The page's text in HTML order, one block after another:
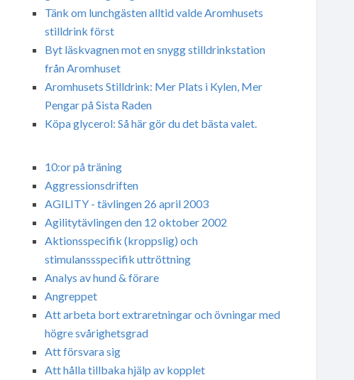
Tänk om lunchgästen alltid valde Aromhusets
stilldrink först
Byt läskvagnen mot en snygg stilldrinkstation
från Aromhuset
Aromhusets Stilldrink: Mer Plats i Kylen, Mer
Pengar på Sista Raden
Köpa glycerol: Så här gör du det bästa valet.
10:or på träning
Aggressionsdriften
AGILITY - tävlingen 26 april 2003
Agilitytävlingen den 12 oktober 2002
Aktionsspecifik (kroppslig) och
stimulanssspecifik uttröttning
Analys av hund & förare
Angreppet
Att arbeta bort extraretningar och övningar med
högre svårighetsgrad
Att försvara sig
Att hålla tillbaka hjälp av kopplet